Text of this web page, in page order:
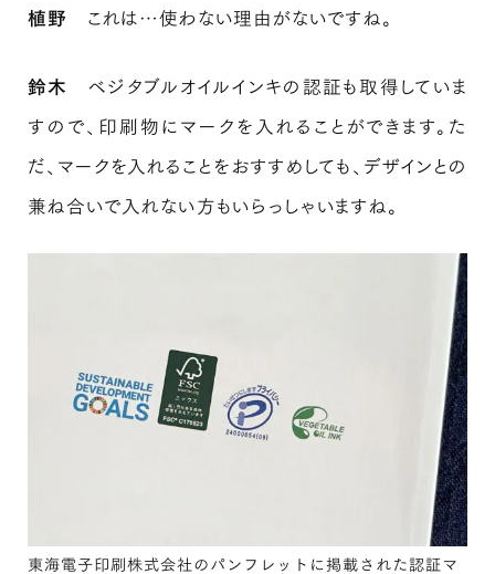
植野 これは…使わない理由がないですね。
鈴木
ベジタブルオイルインキの認証も取得していま
すので、印刷物にマークを入れることができます。た
だ、マークを入れることをおすすめしても、デザインとの
兼ね合いで入れない方もいらっしゃいますね。
東海電子印刷株式会社のパンフレットに掲載された認証マ